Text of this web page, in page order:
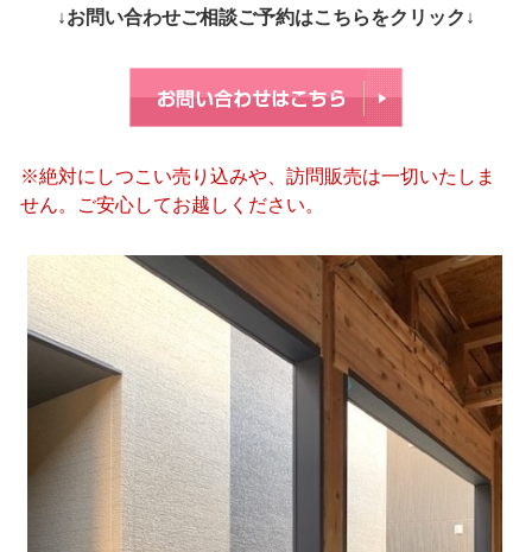
↓お問い合わせご相談ご予約はこちらをクリック↓
※絶対にしつこい売り込みや、訪問販売は一切いたしま
せん。ご安心してお越しください。